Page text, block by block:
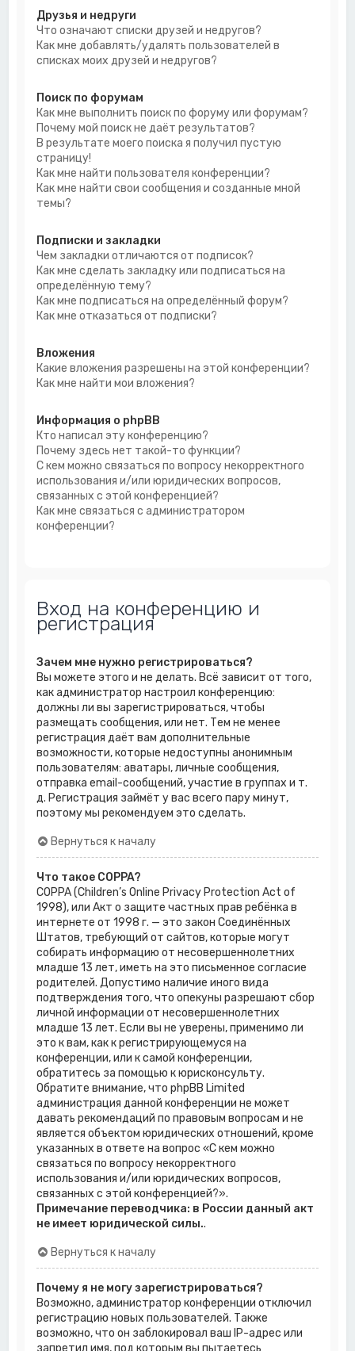
Друзья и недруги
Что означают списки друзей и недругов?
Как мне добавлять/удалять пользователей в
списках моих друзей и недругов?
Поиск по форумам
Как мне выполнить поиск по форуму или форумам?
Почему мой поиск не даёт результатов?
В результате моего поиска я получил пустую
страницу!
Как мне найти пользователя конференции?
Как мне найти свои сообщения и созданные мной
темы?
Подписки и закладки
Чем закладки отличаются от подписок?
Как мне сделать закладку или подписаться на
определённую тему?
Как мне подписаться на определённый форум?
Как мне отказаться от подписки?
Вложения
Какие вложения разрешены на этой конференции?
Как мне найти мои вложения?
Информация о phpBB
Кто написал эту конференцию?
Почему здесь нет такой-то функции?
С кем можно связаться по вопросу некорректного
использования и/или юридических вопросов,
связанных с этой конференцией?
Как мне связаться с администратором
конференции?
Вход на конференцию и
регистрация
Зачем мне нужно регистрироваться?
Вы можете этого и не делать. Всё зависит от того,
как администратор настроил конференцию:
должны ли вы зарегистрироваться, чтобы
размещать сообщения, или нет. Тем не менее
регистрация даёт вам дополнительные
возможности, которые недоступны анонимным
пользователям: аватары, личные сообщения,
отправка email-сообщений, участие в группах и т.
д. Регистрация займёт у вас всего пару минут,
поэтому мы рекомендуем это сделать.
Вернуться к началу
Что такое COPPA?
COPPA (Children’s Online Privacy Protection Act of
1998), или Акт о защите частных прав ребёнка в
интернете от 1998 г. — это закон Соединённых
Штатов, требующий от сайтов, которые могут
собирать информацию от несовершеннолетних
младше 13 лет, иметь на это письменное согласие
родителей. Допустимо наличие иного вида
подтверждения того, что опекуны разрешают сбор
личной информации от несовершеннолетних
младше 13 лет. Если вы не уверены, применимо ли
это к вам, как к регистрирующемуся на
конференции, или к самой конференции,
обратитесь за помощью к юрисконсульту.
Обратите внимание, что phpBB Limited
администрация данной конференции не может
давать рекомендаций по правовым вопросам и не
является объектом юридических отношений, кроме
указанных в ответе на вопрос «С кем можно
связаться по вопросу некорректного
использования и/или юридических вопросов,
связанных с этой конференцией?».
Примечание переводчика: в России данный акт
не имеет юридической силы..
Вернуться к началу
Почему я не могу зарегистрироваться?
Возможно, администратор конференции отключил
регистрацию новых пользователей. Также
возможно, что он заблокировал ваш IP-адрес или